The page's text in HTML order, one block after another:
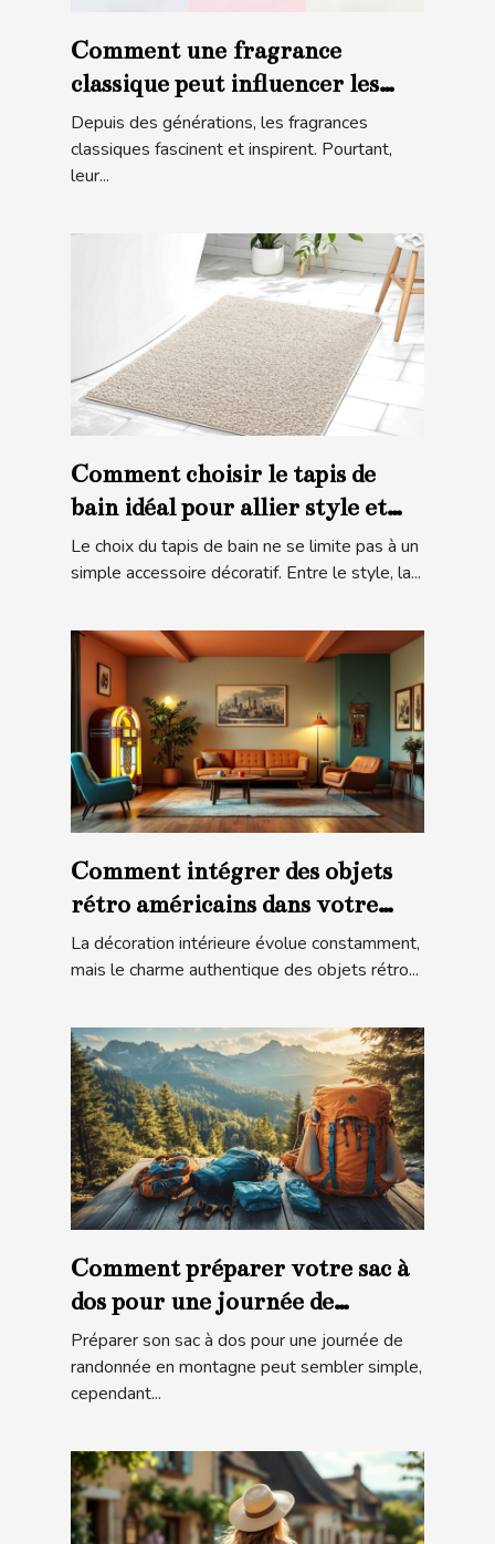
Comment une fragrance
classique peut influencer les
tendances modernes ?
Depuis des générations, les fragrances
classiques fascinent et inspirent. Pourtant,
leur...
Comment choisir le tapis de
bain idéal pour allier style et
sécurité ?
Le choix du tapis de bain ne se limite pas à un
simple accessoire décoratif. Entre le style, la...
Comment intégrer des objets
rétro américains dans votre
décoration moderne ?
La décoration intérieure évolue constamment,
mais le charme authentique des objets rétro...
Comment préparer votre sac à
dos pour une journée de
randonnée en montagne ?
Préparer son sac à dos pour une journée de
randonnée en montagne peut sembler simple,
cependant...